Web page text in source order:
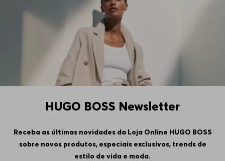
HUGO BOSS Newsletter
Receba as últimas novidades da Loja Online HUGO BOSS
sobre novos produtos, especiais exclusivos, trends de
estilo de vida e moda.